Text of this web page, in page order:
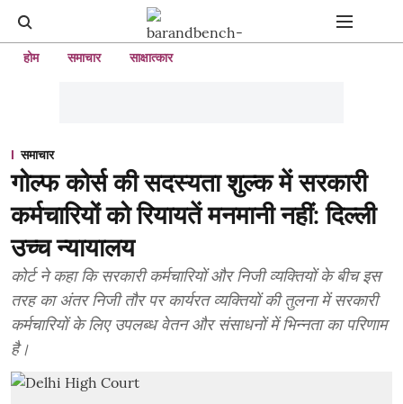
होम समाचार साक्षात्कार
समाचार
गोल्फ कोर्स की सदस्यता शुल्क में सरकारी
कर्मचारियों को रियायतें मनमानी नहीं: दिल्ली
उच्च न्यायालय
कोर्ट ने कहा कि सरकारी कर्मचारियों और निजी व्यक्तियों के बीच इस
तरह का अंतर निजी तौर पर कार्यरत व्यक्तियों की तुलना में सरकारी
कर्मचारियों के लिए उपलब्ध वेतन और संसाधनों में भिन्नता का परिणाम
है।